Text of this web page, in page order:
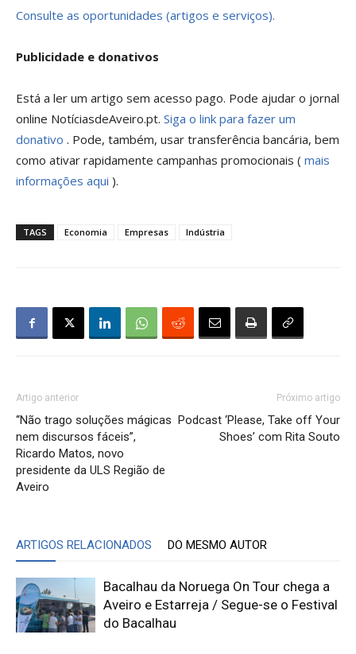
Consulte as oportunidades (artigos e serviços).
Publicidade e donativos
Está a ler um artigo sem acesso pago. Pode ajudar o jornal
online NotíciasdeAveiro.pt. Siga o link para fazer um
donativo . Pode, também, usar transferência bancária, bem
como ativar rapidamente campanhas promocionais ( mais
informações aqui ).
TAGS Economia Empresas Indústria
Artigo anterior
“Não trago soluções mágicas
nem discursos fáceis”,
Ricardo Matos, novo
presidente da ULS Região de
Aveiro
Próximo artigo
Podcast ‘Please, Take off Your
Shoes’ com Rita Souto
ARTIGOS RELACIONADOS DO MESMO AUTOR
Bacalhau da Noruega On Tour chega a
Aveiro e Estarreja / Segue-se o Festival
do Bacalhau